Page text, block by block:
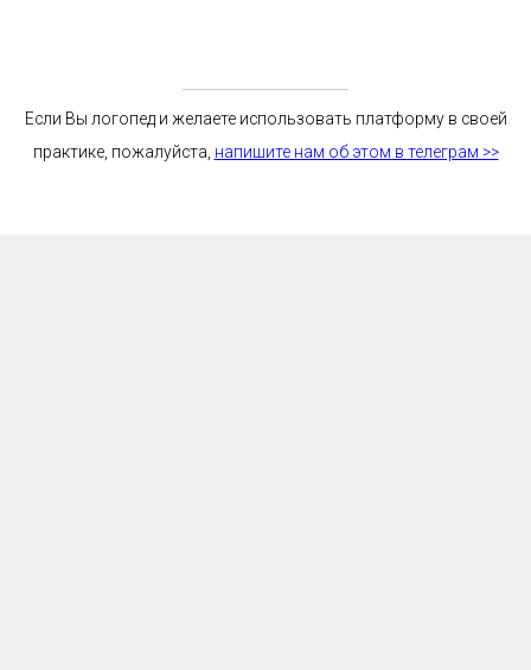
Если Вы логопед и желаете использовать платформу в своей
практике, пожалуйста, напишите нам об этом в телеграм >>